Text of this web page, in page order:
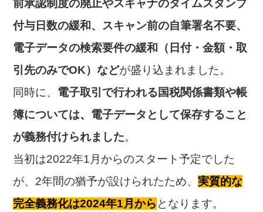
前承認制度の廃止やスキャナのタイムスタンプ
付与日数の緩和、スキャン前の自筆署名不要、
電子データの検索要件の緩和（日付・金額・取
引先のみでOK）などが盛り込まれました。
同時に、 電子取引で行われる国税関係書類や帳
簿については、 電子データとして保存すること
が義務付けられました。
当初は2022年1月からのスタート予定でした
が、2年間の猶予が設けられたため、実質的な
完全義務化は2024年1月から となります。